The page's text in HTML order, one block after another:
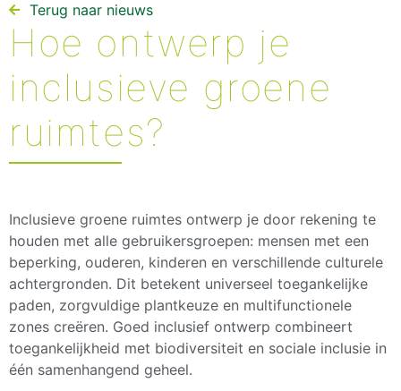
Terug naar nieuws​
Hoe ontwerp je
inclusieve groene
ruimtes?
Inclusieve groene ruimtes ontwerp je door rekening te
houden met alle gebruikersgroepen: mensen met een
beperking, ouderen, kinderen en verschillende culturele
achtergronden. Dit betekent universeel toegankelijke
paden, zorgvuldige plantkeuze en multifunctionele
zones creëren. Goed inclusief ontwerp combineert
toegankelijkheid met biodiversiteit en sociale inclusie in
één samenhangend geheel.